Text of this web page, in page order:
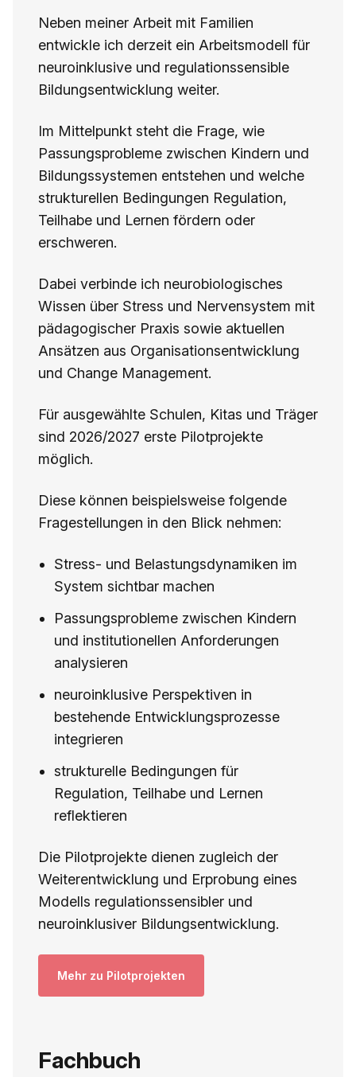
Neben meiner Arbeit mit Familien
entwickle ich derzeit ein Arbeitsmodell für
neuroinklusive und regulationssensible
Bildungsentwicklung weiter.
Im Mittelpunkt steht die Frage, wie
Passungsprobleme zwischen Kindern und
Bildungssystemen entstehen und welche
strukturellen Bedingungen Regulation,
Teilhabe und Lernen fördern oder
erschweren.
Dabei verbinde ich neurobiologisches
Wissen über Stress und Nervensystem mit
pädagogischer Praxis sowie aktuellen
Ansätzen aus Organisationsentwicklung
und Change Management.
Für ausgewählte Schulen, Kitas und Träger
sind 2026/2027 erste Pilotprojekte
möglich.
Diese können beispielsweise folgende
Fragestellungen in den Blick nehmen:
Stress- und Belastungsdynamiken im
System sichtbar machen
Passungsprobleme zwischen Kindern
und institutionellen Anforderungen
analysieren
neuroinklusive Perspektiven in
bestehende Entwicklungsprozesse
integrieren
strukturelle Bedingungen für
Regulation, Teilhabe und Lernen
reflektieren
Die Pilotprojekte dienen zugleich der
Weiterentwicklung und Erprobung eines
Modells regulationssensibler und
neuroinklusiver Bildungsentwicklung.
Mehr zu Pilotprojekten
Fachbuch